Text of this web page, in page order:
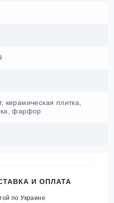
керамическая плитка,
фарфор
И ОПЛАТА
по Украине